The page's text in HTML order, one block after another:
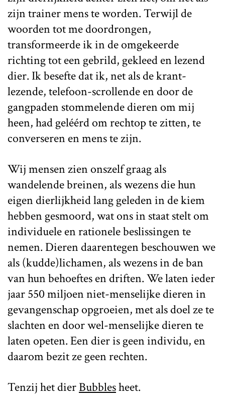
zijn trainer mens te worden. Terwijl de
woorden tot me doordrongen,
transformeerde ik in de omgekeerde
richting tot een gebrild, gekleed en lezend
dier. Ik besefte dat ik, net als de krant-
lezende, telefoon-scrollende en door de
gangpaden stommelende dieren om mij
heen, had geléérd om rechtop te zitten, te
converseren en mens te zijn.
Wij mensen zien onszelf graag als
wandelende breinen, als wezens die hun
eigen dierlijkheid lang geleden in de kiem
hebben gesmoord, wat ons in staat stelt om
individuele en rationele beslissingen te
nemen. Dieren daarentegen beschouwen we
als (kudde)lichamen, als wezens in de ban
van hun behoeftes en driften. We laten ieder
jaar 550 miljoen niet-menselijke dieren in
gevangenschap opgroeien, met als doel ze te
slachten en door wel-menselijke dieren te
laten opeten. Een dier is geen individu, en
daarom bezit ze geen rechten.
Tenzij het dierBubblesheet.